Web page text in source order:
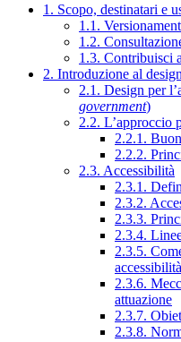
1. Scopo, destinatari e
1.1.
1.2.
1.3. Contribuisci
2. Introduzione al
2.1. Design per
government)
2.2. L’approccio
2.2.1.
2.2.2.
2.3. Accessibilità
2.3.1.
2.3.2.
2.3.3.
2.3.4.
2.3.5.
accessibilità
2.3.6.
attuazione
2.3.7.
2.3.8.